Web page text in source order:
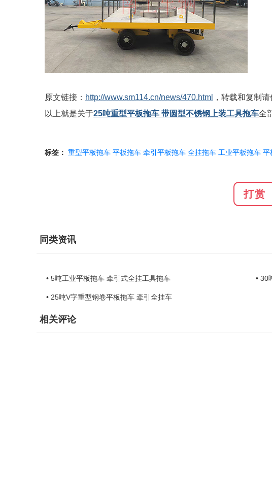
原文链接： http://www.sm114.cn/news/470.html
，转载和复制请
以上就是关于25吨重型平板拖车 带圆型不锈钢上装工具拖车全
标签： 重型平板拖车 平板拖车 牵引平板拖车 全挂拖车 工业平板拖车 平
打赏
同类资讯
• 5吨工业平板拖车 牵引式全挂工具拖车 • 30
• 25吨V字重型钢卷平板拖车 牵引全挂车
相关评论